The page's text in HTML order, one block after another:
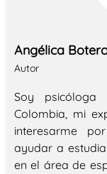
Angélica
Autor
Soy psicóloga
Colombia, mi
interesarme
ayudar a
en el área de